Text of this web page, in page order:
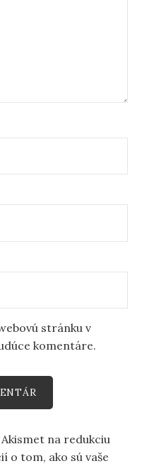
stránku v
komentáre.
na redukciu
o tom, ako sú vaše